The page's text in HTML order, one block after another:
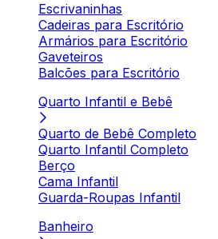
Escrivaninhas
Cadeiras para Escritório
Armários para Escritório
Gaveteiros
Balcões para Escritório
Quarto Infantil e Bebê
Quarto de Bebê Completo
Quarto Infantil Completo
Berço
Cama Infantil
Guarda-Roupas Infantil
Banheiro